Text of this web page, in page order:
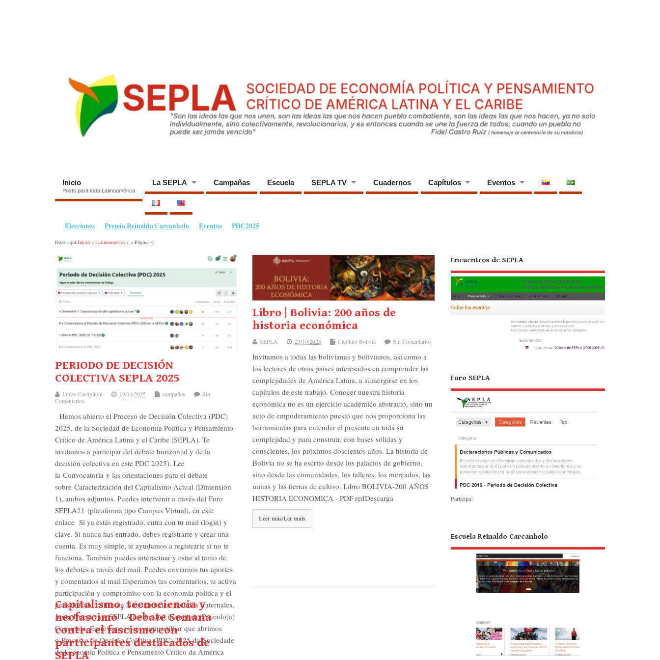
Inicio
Posts para toda Latinoamérica
La SEPLA Campañas Escuela SEPLA TV Cuadernos Capítulos Eventos
Elecciones Premio Reinaldo Carcanholo Eventos PDC2025
Estás aquí:Inicio » Latinoamerica ( » Página 4)
PERIODO DE DECISIÓN
COLECTIVA SEPLA 2025
Lucas Castiglioni 19/11/2025 campañas
Sin
Comentarios
Hemos abierto el Proceso de Decisión Colectiva (PDC)
2025, de la Sociedad de Economía Política y Pensamiento
Crítico de América Latina y el Caribe (SEPLA). Te
invitamos a participar del debate horizontal y de la
decisión colectiva en este PDC 2025). Lee
la Convocatoria y las orientaciones para el debate
sobre Caracterización del Capitalismo Actual (Dimensión
1), ambos adjuntos. Puedes intervenir a través del Foro
SEPLA21 (plataforma tipo Campus Virtual), en este
enlace Si ya estás registrado, entra con tu mail (login) y
clave. Si nunca has entrado, debes registrarte y crear una
cuenta. Es muy simple, te ayudamos a registrarte si no te
funciona. También puedes interactuar y estar al tanto de
los debates a través del mail. Puedes enviarnos tus aportes
y comentarios al mail Esperamos tus comentarios, tu activa
participación y compromiso con la economía política y el
pensamiento crítico en Nuestramerica. Saludos fraternales,
Junta Directiva – SEPLA (at the end in english) Prezado(a)
Camarada, Escrevemos para compartilhar que abrimos
o Processo de Decisão Coletiva (PDC) 2025 da Sociedade
de Economia Política e Pensamento Crítico da América
Libro | Bolivia: 200 años de
historia económica
SEPLA 23/10/2025 Capítulo Bolivia Sin Comentarios
Invitamos a todas las bolivianas y bolivianos, así como a
los lectores de otros países interesados en comprender las
complejidades de América Latina, a sumergirse en los
capítulos de este trabajo. Conocer nuestra historia
económica no es un ejercicio académico abstracto, sino un
acto de empoderamiento puesto que nos proporciona las
herramientas para entender el presente en toda su
complejidad y para construir, con bases sólidas y
conscientes, los próximos doscientos años. La historia de
Bolivia no se ha escrito desde los palacios de gobierno,
sino desde las comunidades, los talleres, los mercados, las
minas y las tierras de cultivo. Libro BOLIVIA-200 AÑOS
HISTORIA ECONOMICA - PDF redDescarga
Leer más/Ler mais
Capitalismo, tecnociencia y
neofascimo – Debate Semana
contra el fascismo con
participantes destacados de
SEPLA
Encuentros de SEPLA
Foro SEPLA
Participa!
Escuela Reinaldo Carcanholo